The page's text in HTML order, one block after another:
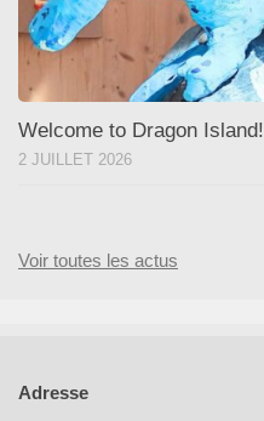
Welcome to Dragon Island!
2 JUILLET 2026
Voir toutes les actus
Adresse